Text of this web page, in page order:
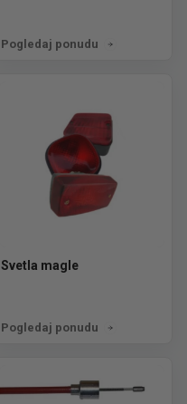
Pogledaj ponudu
Svetla magle
Pogledaj ponudu